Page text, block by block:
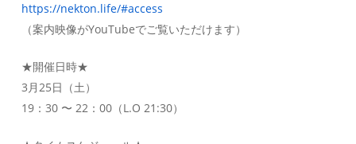
https://nekton.life/#access
（案内映像がYouTubeでご覧いただけます）
★開催日時★
3月25日（土）
19：30 〜 22：00（L.O 21:30）